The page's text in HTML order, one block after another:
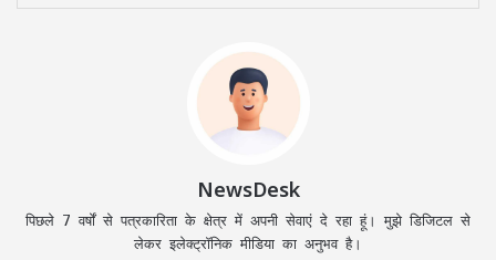
NewsDesk
पिछले 7 वर्षों से पत्रकारिता के क्षेत्र में अपनी सेवाएं दे रहा हूं। मुझे डिजिटल से
लेकर इलेक्ट्रॉनिक मीडिया का अनुभव है।